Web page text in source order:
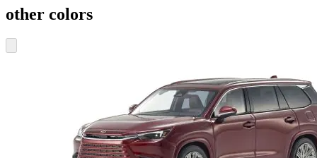
other colors